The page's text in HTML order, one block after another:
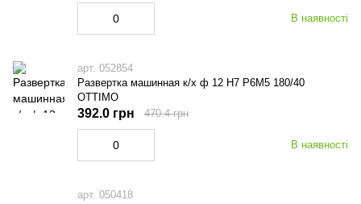
В наявності
арт. 052854
Развертка машинная к/х ф 12 Н7 Р6М5 180/40
OTTIMO
В наявності
392.0 грн 470.4 грн
арт. 050418